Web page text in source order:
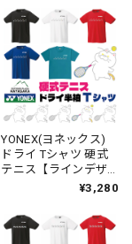
とやすみ】【16500】
【LINE-32】【送料無
YONEX(ヨネックス)
ドライ Tシャツ 硬式
テニス【ラインデザ
イン】【トラねこ】
【16500】【LINE-
35】【送料無料】
¥3,280